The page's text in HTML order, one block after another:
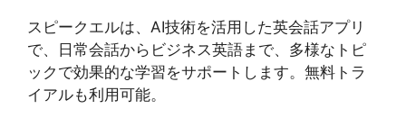
スピークエルは、AI技術を活用した英会話アプリ
で、日常会話からビジネス英語まで、多様なトピ
ックで効果的な学習をサポートします。無料トラ
イアルも利用可能。